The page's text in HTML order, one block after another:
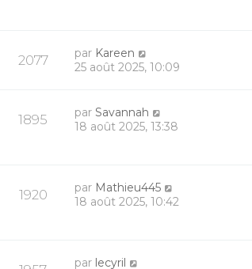
2077 par Kareen
25 août 2025, 10:09
1895 parSavannah
18 août 2025, 13:38
1920 par Mathieu445
18 août 2025, 10:42
par lecyril